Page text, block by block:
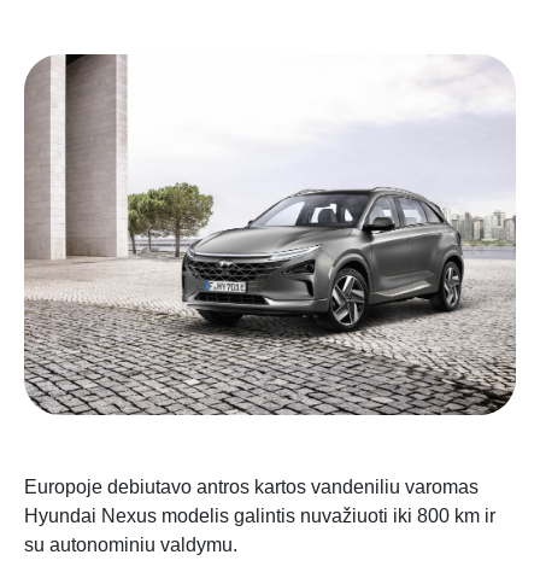
Europoje debiutavo antros kartos vandeniliu varomas
Hyundai Nexus modelis galintis nuvažiuoti iki 800 km ir
su autonominiu valdymu.